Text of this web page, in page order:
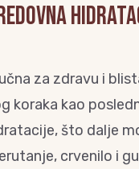
za zdravu i
koraka kao
što dalje
crvenilo i